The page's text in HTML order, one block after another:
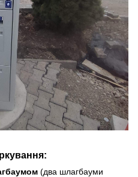
(два шлагбауми